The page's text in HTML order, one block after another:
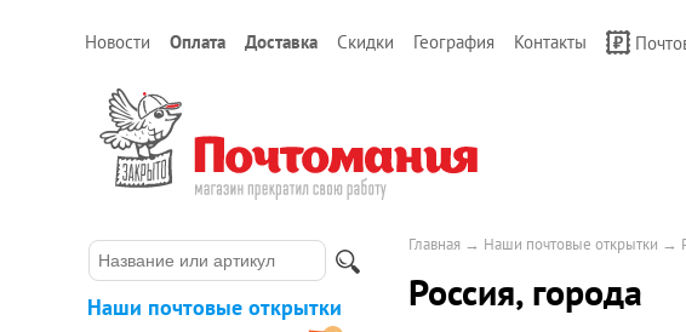
Новости Оплата Доставка Скидки География Контакты
Наши почтовые открытки
Главная → Наши почтовые открытки →
Россия, города